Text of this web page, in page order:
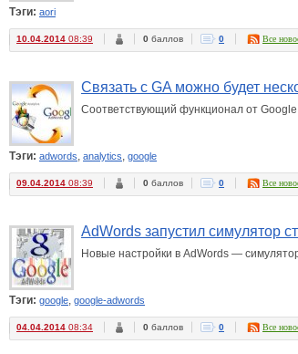
Тэги: aori
10.04.2014 08:39 0 баллов 0 Все
Связать с GA можно будет
Соответствующий функционал от Google
Тэги: adwords, analytics, google
09.04.2014 08:39 0 баллов 0 Все
AdWords запустил симулятор
Новые настройки в AdWords —
Тэги: google, google-adwords
04.04.2014 08:34 0 баллов 0 Все